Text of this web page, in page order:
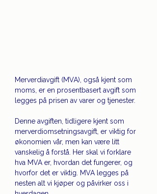
Merverdiavgift (MVA), også kjent som
moms, er en prosentbasert avgift som
legges på prisen av varer og tjenester.
Denne avgiften, tidligere kjent som
merverdiomsetningsavgift, er viktig for
økonomien vår, men kan være litt
vanskelig å forstå. Her skal vi forklare
hva MVA er, hvordan det fungerer, og
hvorfor det er viktig. MVA legges på
nesten alt vi kjøper og påvirker oss i